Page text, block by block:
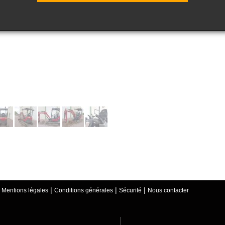
Mentions légales | Conditions générales | Sécurité | Nous contacter